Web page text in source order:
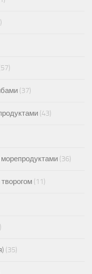
(37)
(43)
(36)
(11)
(35)